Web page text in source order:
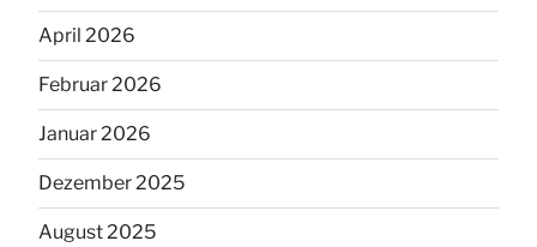
April 2026
Februar 2026
Januar 2026
Dezember 2025
August 2025